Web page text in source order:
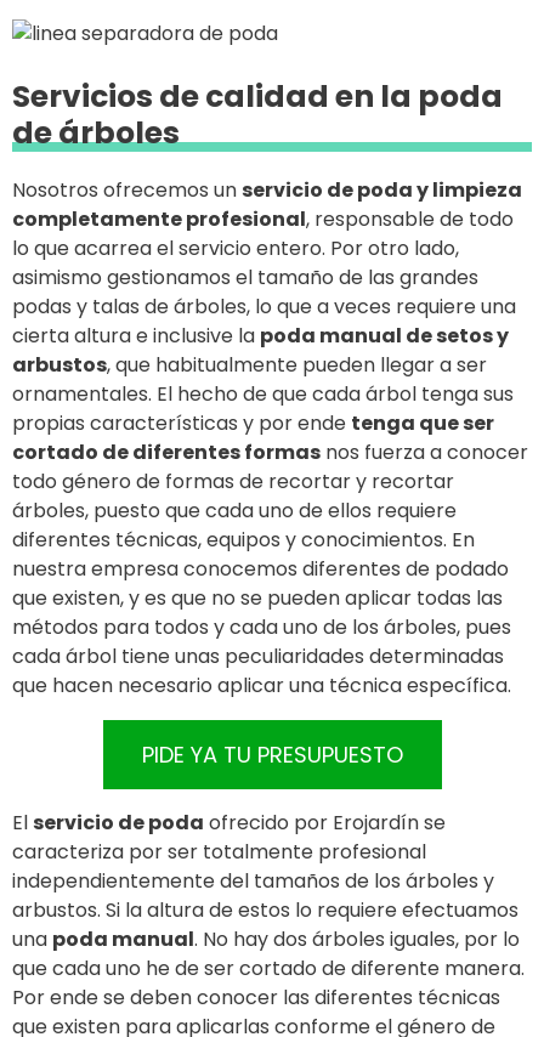
Servicios de calidad en la poda
de árboles
Nosotros ofrecemos un servicio de poda y limpieza
completamente profesional, responsable de todo
lo que acarrea el servicio entero. Por otro lado,
asimismo gestionamos el tamaño de las grandes
podas y talas de árboles, lo que a veces requiere una
cierta altura e inclusive la poda manual de setos y
arbustos, que habitualmente pueden llegar a ser
ornamentales. El hecho de que cada árbol tenga sus
propias características y por ende tenga que ser
cortado de diferentes formas nos fuerza a conocer
todo género de formas de recortar y recortar
árboles, puesto que cada uno de ellos requiere
diferentes técnicas, equipos y conocimientos. En
nuestra empresa conocemos diferentes de podado
que existen, y es que no se pueden aplicar todas las
métodos para todos y cada uno de los árboles, pues
cada árbol tiene unas peculiaridades determinadas
que hacen necesario aplicar una técnica específica.
PIDE YA TU PRESUPUESTO
El servicio de poda ofrecido por Erojardín se
caracteriza por ser totalmente profesional
independientemente del tamaños de los árboles y
arbustos. Si la altura de estos lo requiere efectuamos
una poda manual. No hay dos árboles iguales, por lo
que cada uno he de ser cortado de diferente manera.
Por ende se deben conocer las diferentes técnicas
que existen para aplicarlas conforme el género de